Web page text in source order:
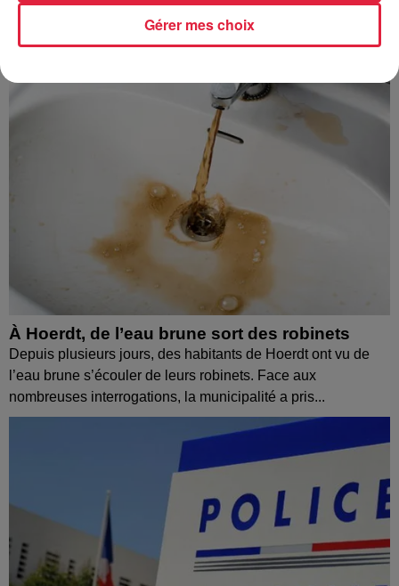
nature sans grande difficulté. On a testé...
À Hoerdt, de l’eau brune sort des robinets
Depuis plusieurs jours, des habitants de Hoerdt ont vu de
l’eau brune s’écouler de leurs robinets. Face aux
nombreuses interrogations, la municipalité a pris...
Gérer mes choix